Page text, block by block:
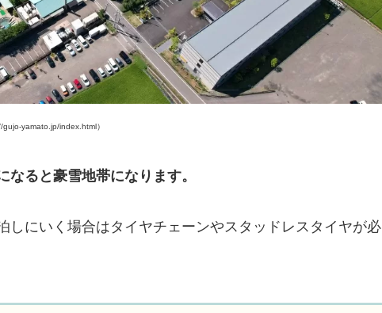
yamato.jp/index.html）
ると豪雪地帯になります。
しにいく場合はタイヤチェーンやスタッドレスタイヤが必